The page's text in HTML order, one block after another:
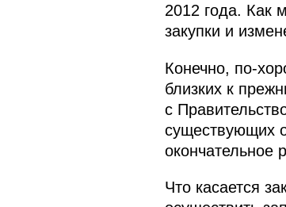
2012 года. Как
закупки и
Конечно,
близких к
с
существующих
окончательное
Что касается